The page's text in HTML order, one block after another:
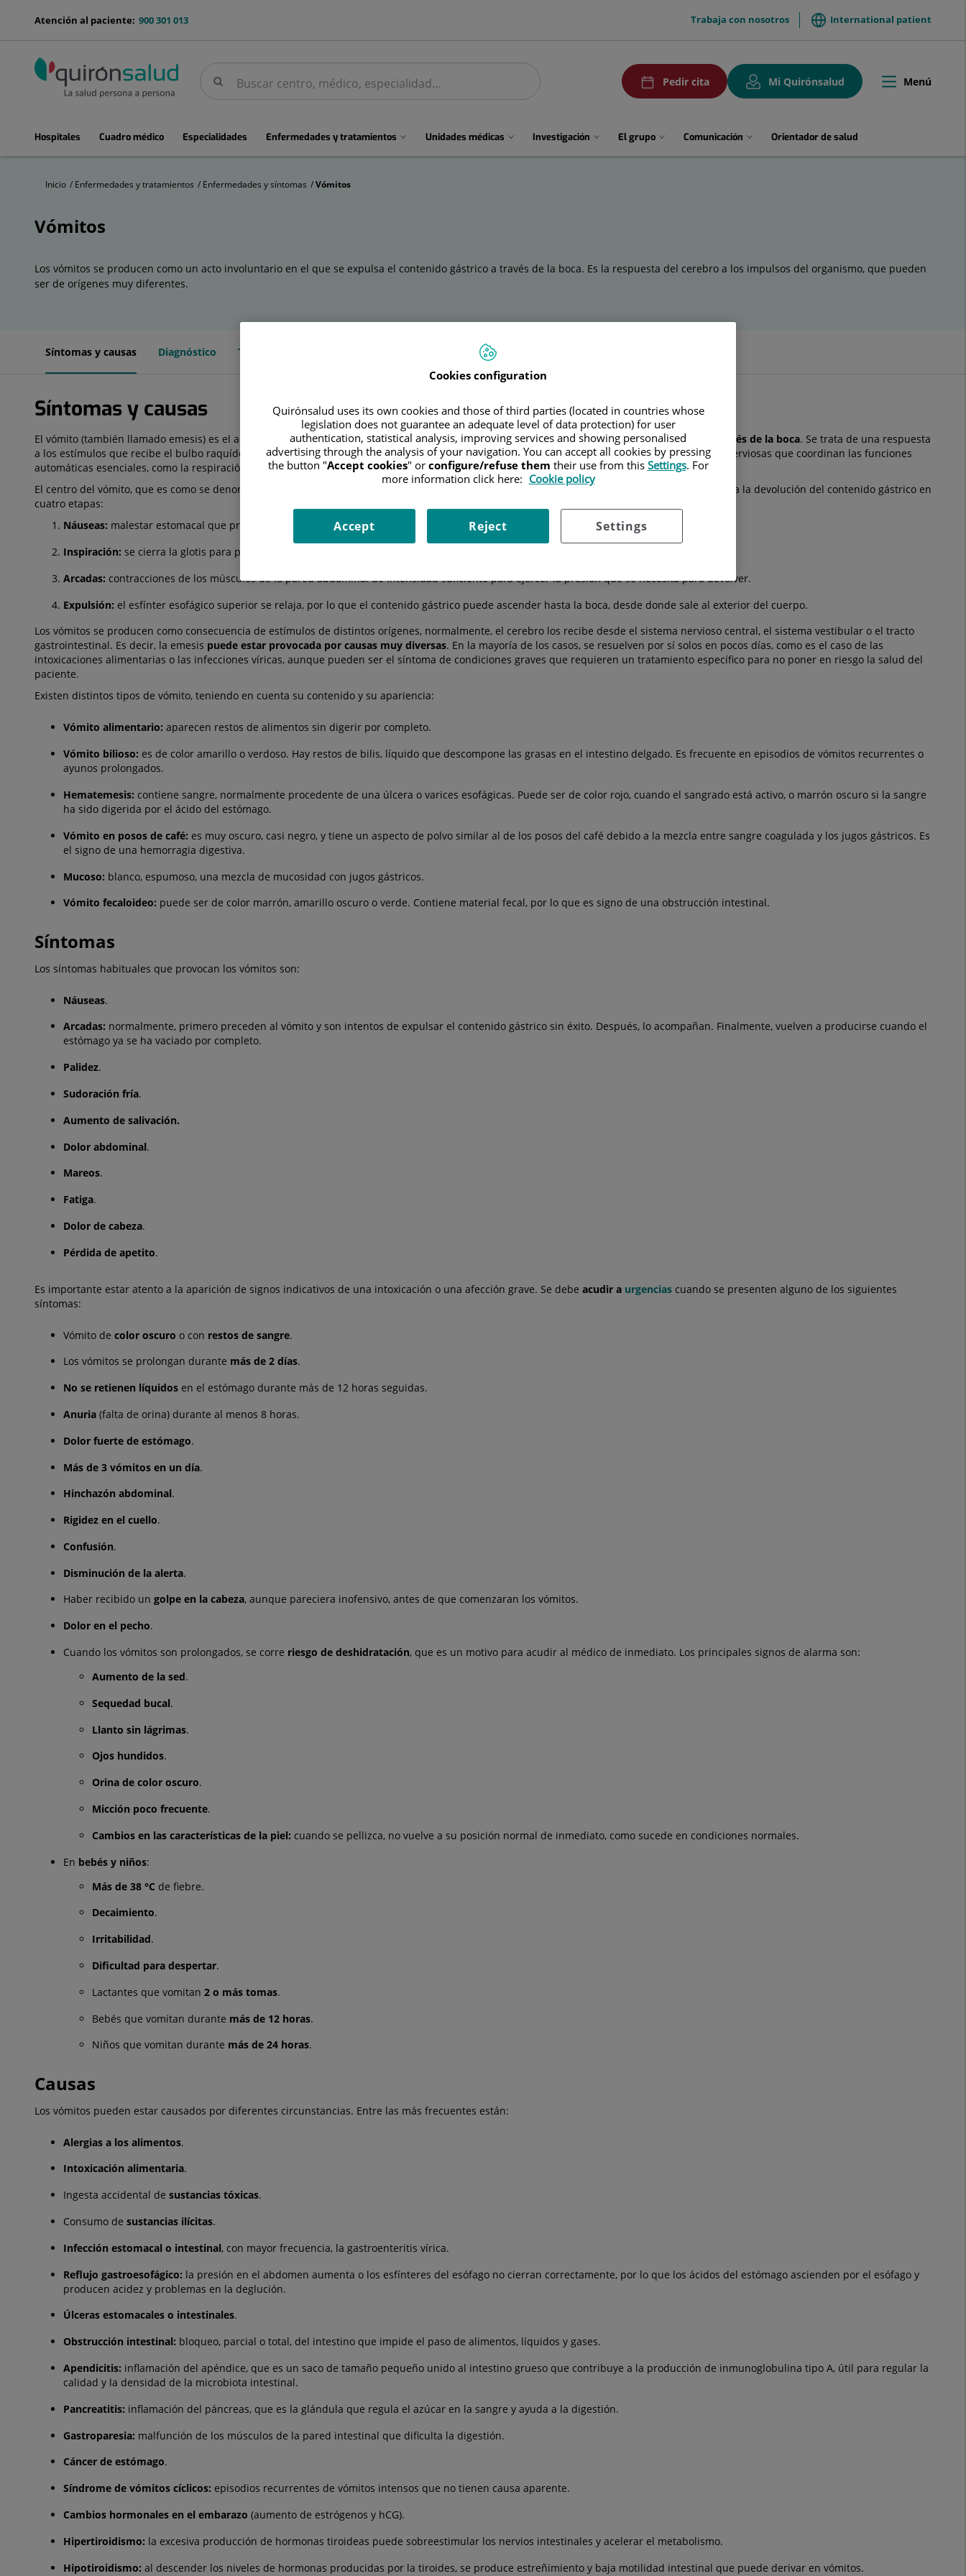
menu-
900 301 013
Atención al paciente: menuTop
Trabaja con nosotros International patient
BuscarBuscar
menuPedirCita
Pedir cita
Mi Quirónsalud
Toggle
Menú
menuPrincipal
Hospitales Cuadro médico Especialidades Enfermedades y tratamientos Unidades médicas Investigación El grupo Comunicación Orientador de salud
Inicio Enfermedades y tratamientos Enfermedades y síntomas Vómitos
Vómitos
Vómitos
Los vómitos se producen como un acto involuntario en el que se expulsa el contenido gástrico a través de la boca. Es la respuesta del cerebro a los impulsos del organismo, que pueden
ser de orígenes muy diferentes.
Síntomas y causas Diagnóstico Tratamiento
Síntomas y causas
El vómito (también llamado emesis) es el acto reflejo, involuntario y repentino por el queel organismo expulsa el contenido del estómago a través de la boca. Se trata de una respuesta
a los estímulos que recibe el bulbo raquídeo, que es la estructura que conecta el cerebro con el resto del cuerpo mediante el envío de señales nerviosas que coordinan las funciones
automáticas esenciales, como la respiración, el ritmo cardiaco, la sudoración o la salivación.
El centro del vómito, que es como se denominan los núcleos neuronales del bulbo raquídeo que coordinan el reflejo que causa la emesis, provoca la devolución del contenido gástrico en
cuatro etapas:
Náuseas: malestar estomacal que provoca ganas de vomitar.
Inspiración: se cierra la glotis para proteger la vía aérea y evitar que el contenido del estómago acceda a los pulmones.
Arcadas: contracciones de los músculos de la pared abdominal de intensidad suficiente para ejercer la presión que se necesita para devolver.
Expulsión: el esfínter esofágico superior se relaja, por lo que el contenido gástrico puede ascender hasta la boca, desde donde sale al exterior del cuerpo.
Los vómitos se producen como consecuencia de estímulos de distintos orígenes, normalmente, el cerebro los recibe desde el sistema nervioso central, el sistema vestibular o el tracto
gastrointestinal. Es decir, la emesis puede estar provocada por causas muy diversas. En la mayoría de los casos, se resuelven por sí solos en pocos días, como es el caso de las
intoxicaciones alimentarias o las infecciones víricas, aunque pueden ser el síntoma de condiciones graves que requieren un tratamiento específico para no poner en riesgo la salud del
paciente.
Existen distintos tipos de vómito, teniendo en cuenta su contenido y su apariencia:
Vómito alimentario: aparecen restos de alimentos sin digerir por completo.
Vómito bilioso: es de color amarillo o verdoso. Hay restos de bilis, líquido que descompone las grasas en el intestino delgado. Es frecuente en episodios de vómitos recurrentes o
ayunos prolongados.
Hematemesis: contiene sangre, normalmente procedente de una úlcera o varices esofágicas. Puede ser de color rojo, cuando el sangrado está activo, o marrón oscuro si la sangre
ha sido digerida por el ácido del estómago.
Vómito en posos de café: es muy oscuro, casi negro, y tiene un aspecto de polvo similar al de los posos del café debido a la mezcla entre sangre coagulada y los jugos gástricos. Es
el signo de una hemorragia digestiva.
Mucoso: blanco, espumoso, una mezcla de mucosidad con jugos gástricos.
Vómito fecaloideo: puede ser de color marrón, amarillo oscuro o verde. Contiene material fecal, por lo que es signo de una obstrucción intestinal.
Síntomas
Los síntomas habituales que provocan los vómitos son:
Náuseas.
Arcadas: normalmente, primero preceden al vómito y son intentos de expulsar el contenido gástrico sin éxito. Después, lo acompañan. Finalmente, vuelven a producirse cuando el
estómago ya se ha vaciado por completo.
Palidez.
Sudoración fría.
Aumento de salivación.
Dolor abdominal.
Mareos.
Fatiga.
Dolor de cabeza.
Pérdida de apetito.
Es importante estar atento a la aparición de signos indicativos de una intoxicación o una afección grave. Se debe acudir a urgencias cuando se presenten alguno de los siguientes
síntomas:
Vómito de color oscuro o con restos de sangre.
Los vómitos se prolongan durante más de 2 días.
No se retienen líquidos en el estómago durante más de 12 horas seguidas.
Anuria (falta de orina) durante al menos 8 horas.
Dolor fuerte de estómago.
Más de 3 vómitos en un día.
Hinchazón abdominal.
Rigidez en el cuello.
Confusión.
Disminución de la alerta.
Haber recibido un golpe en la cabeza, aunque pareciera inofensivo, antes de que comenzaran los vómitos.
Dolor en el pecho.
Cuando los vómitos son prolongados, se corre riesgo de deshidratación, que es un motivo para acudir al médico de inmediato. Los principales signos de alarma son:
Aumento de la sed.
Sequedad bucal.
Llanto sin lágrimas.
Ojos hundidos.
Orina de color oscuro.
Micción poco frecuente.
Cambios en las características de la piel: cuando se pellizca, no vuelve a su posición normal de inmediato, como sucede en condiciones normales.
En bebés y niños:
Más de 38 °C de fiebre.
Decaimiento.
Irritabilidad.
Dificultad para despertar.
Lactantes que vomitan 2 o más tomas.
Bebés que vomitan durante más de 12 horas.
Niños que vomitan durante más de 24 horas.
Causas
Los vómitos pueden estar causados por diferentes circunstancias. Entre las más frecuentes están:
Alergias a los alimentos.
Intoxicación alimentaria.
Ingesta accidental de sustancias tóxicas.
Consumo de sustancias ilícitas.
Infección estomacal o intestinal, con mayor frecuencia, la gastroenteritis vírica.
Reflujo gastroesofágico: la presión en el abdomen aumenta o los esfínteres del esófago no cierran correctamente, por lo que los ácidos del estómago ascienden por el esófago y
producen acidez y problemas en la deglución.
Úlceras estomacales o intestinales.
Obstrucción intestinal: bloqueo, parcial o total, del intestino que impide el paso de alimentos, líquidos y gases.
Apendicitis: inflamación del apéndice, que es un saco de tamaño pequeño unido al intestino grueso que contribuye a la producción de inmunoglobulina tipo A, útil para regular la
calidad y la densidad de la microbiota intestinal.
Pancreatitis: inflamación del páncreas, que es la glándula que regula el azúcar en la sangre y ayuda a la digestión.
Gastroparesia: malfunción de los músculos de la pared intestinal que dificulta la digestión.
Cáncer de estómago.
Síndrome de vómitos cíclicos: episodios recurrentes de vómitos intensos que no tienen causa aparente.
Cambios hormonales en el embarazo (aumento de estrógenos y hCG).
Hipertiroidismo: la excesiva producción de hormonas tiroideas puede sobreestimular los nervios intestinales y acelerar el metabolismo.
Hipotiroidismo: al descender los niveles de hormonas producidas por la tiroides, se produce estreñimiento y baja motilidad intestinal que puede derivar en vómitos.
Cookies configuration
Quirónsalud uses its own cookies and those of third parties (located in countries whose
legislation does not guarantee an adequate level of data protection) for user
authentication, statistical analysis, improving services and showing personalised
advertising through the analysis of your navigation. You can accept all cookies by pressing
the button "Accept cookies" or configure/refuse them their use from this Settings. For
more information click here: Cookie policy
Settings
Reject
Accept